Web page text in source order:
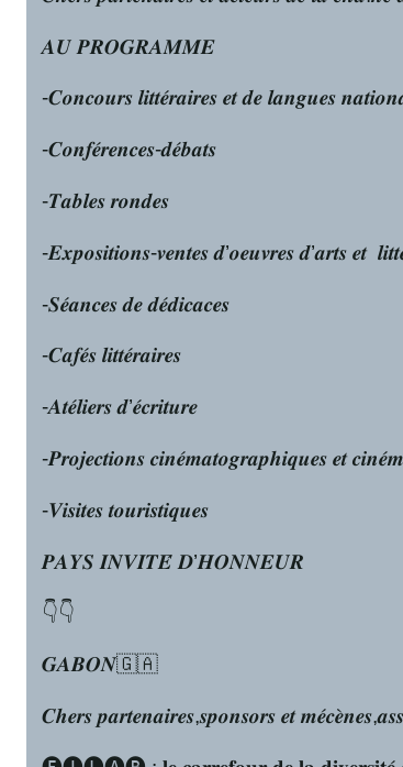
𝑨𝑼 𝑷𝑹𝑶𝑮𝑹𝑨𝑴𝑴𝑬
-𝑪𝒐𝒏𝒄𝒐𝒖𝒓𝒔 𝒍𝒊𝒕𝒕𝒆́𝒓𝒂𝒊𝒓𝒆𝒔 𝒆𝒕 𝒅𝒆 𝒍𝒂𝒏𝒈𝒖𝒆𝒔
-𝑪𝒐𝒏𝒇𝒆́𝒓𝒆𝒏𝒄𝒆𝒔-𝒅𝒆́𝒃𝒂𝒕𝒔
-𝑻𝒂𝒃𝒍𝒆𝒔 𝒓𝒐𝒏𝒅𝒆𝒔
-𝑬𝒙𝒑𝒐𝒔𝒊𝒕𝒊𝒐𝒏𝒔-𝒗𝒆𝒏𝒕𝒆𝒔 𝒅’𝒐𝒆𝒖𝒗𝒓𝒆𝒔 𝒅’𝒂𝒓𝒕𝒔 𝒆𝒕
-𝑺𝒆́𝒂𝒏𝒄𝒆𝒔 𝒅𝒆 𝒅𝒆́𝒅𝒊𝒄𝒂𝒄𝒆𝒔
-𝑪𝒂𝒇𝒆́𝒔 𝒍𝒊𝒕𝒕𝒆́𝒓𝒂𝒊𝒓𝒆𝒔
-𝑨𝒕𝒆́𝒍𝒊𝒆𝒓𝒔 𝒅’𝒆́𝒄𝒓𝒊𝒕𝒖𝒓𝒆
-𝑷𝒓𝒐𝒋𝒆𝒄𝒕𝒊𝒐𝒏𝒔 𝒄𝒊𝒏𝒆́𝒎𝒂𝒕𝒐𝒈𝒓𝒂𝒑𝒉𝒊𝒒𝒖𝒆𝒔 𝒆𝒕
-𝑽𝒊𝒔𝒊𝒕𝒆𝒔 𝒕𝒐𝒖𝒓𝒊𝒔𝒕𝒊𝒒𝒖𝒆𝒔
𝑷𝑨𝒀𝑺 𝑰𝑵𝑽𝑰𝑻𝑬́ 𝑫’𝑯𝑶𝑵𝑵𝑬𝑼𝑹
👇👇
𝑮𝑨𝑩𝑶𝑵🇬🇦
𝑪𝒉𝒆𝒓𝒔 𝒑𝒂𝒓𝒕𝒆𝒏𝒂𝒊𝒓𝒆𝒔,𝒔𝒑𝒐𝒏𝒔𝒐𝒓𝒔 𝒆𝒕